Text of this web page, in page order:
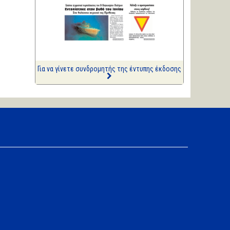
ΑΡΙΩΝ
Ιστορίες Καθημερινής
Τρέλας
Για να γίνετε συνδρομητής της έντυπης έκδοσης